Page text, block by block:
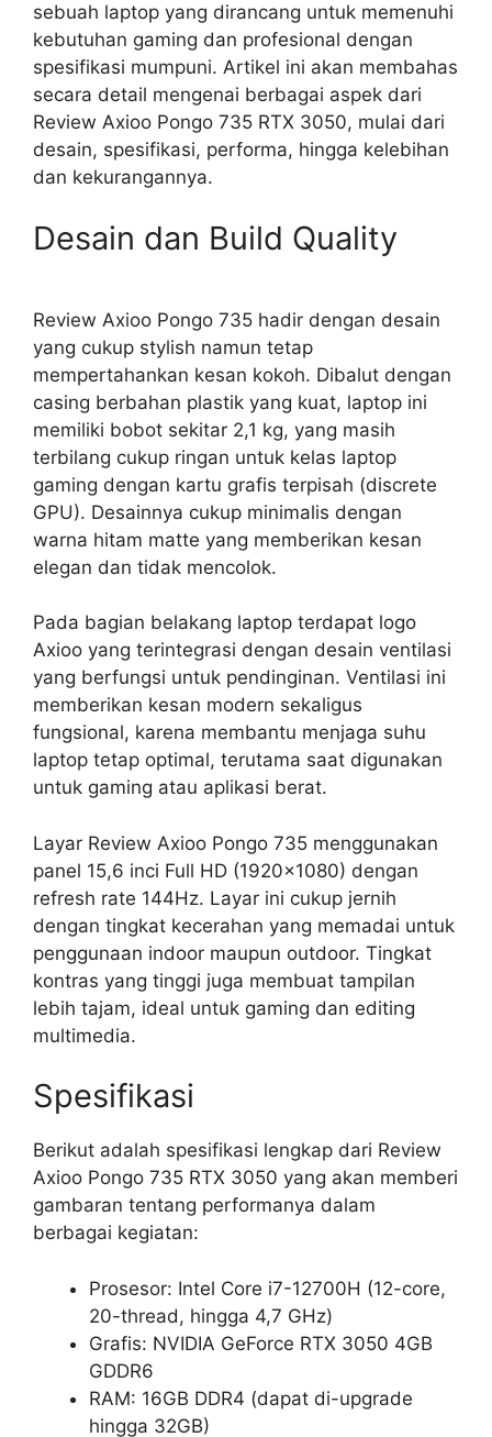
sebuah laptop yang dirancang untuk memenuhi
kebutuhan gaming dan profesional dengan
spesifikasi mumpuni. Artikel ini akan membahas
secara detail mengenai berbagai aspek dari
Review Axioo Pongo 735 RTX 3050, mulai dari
desain, spesifikasi, performa, hingga kelebihan
dan kekurangannya.
Desain dan Build Quality
Review Axioo Pongo 735 hadir dengan desain
yang cukup stylish namun tetap
mempertahankan kesan kokoh. Dibalut dengan
casing berbahan plastik yang kuat, laptop ini
memiliki bobot sekitar 2,1 kg, yang masih
terbilang cukup ringan untuk kelas laptop
gaming dengan kartu grafis terpisah (discrete
GPU). Desainnya cukup minimalis dengan
warna hitam matte yang memberikan kesan
elegan dan tidak mencolok.
Pada bagian belakang laptop terdapat logo
Axioo yang terintegrasi dengan desain ventilasi
yang berfungsi untuk pendinginan. Ventilasi ini
memberikan kesan modern sekaligus
fungsional, karena membantu menjaga suhu
laptop tetap optimal, terutama saat digunakan
untuk gaming atau aplikasi berat.
Layar Review Axioo Pongo 735 menggunakan
panel 15,6 inci Full HD (1920×1080) dengan
refresh rate 144Hz. Layar ini cukup jernih
dengan tingkat kecerahan yang memadai untuk
penggunaan indoor maupun outdoor. Tingkat
kontras yang tinggi juga membuat tampilan
lebih tajam, ideal untuk gaming dan editing
multimedia.
Spesifikasi
Berikut adalah spesifikasi lengkap dari Review
Axioo Pongo 735 RTX 3050 yang akan memberi
gambaran tentang performanya dalam
berbagai kegiatan:
Prosesor: Intel Core i7-12700H (12-core,
20-thread, hingga 4,7 GHz)
Grafis: NVIDIA GeForce RTX 3050 4GB
GDDR6
RAM: 16GB DDR4 (dapat di-upgrade
hingga 32GB)